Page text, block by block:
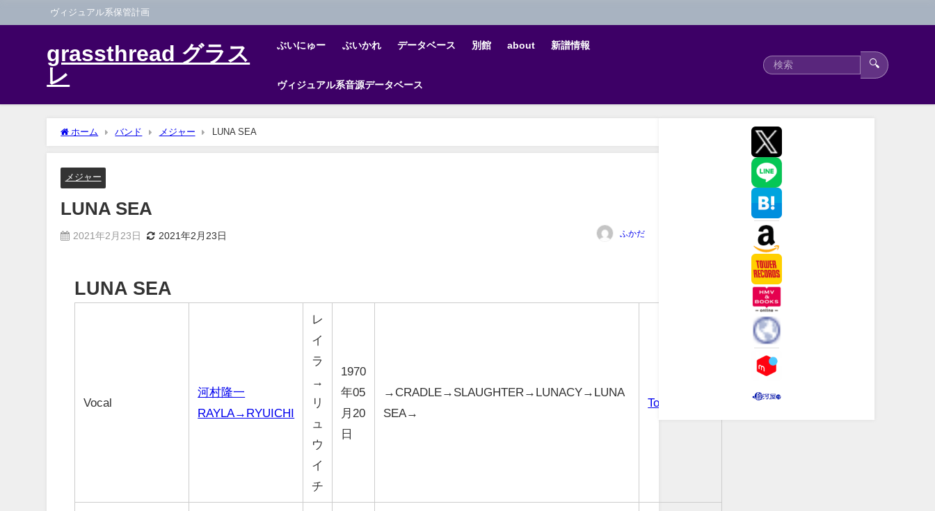
ヴィジュアル系保管計画
grassthread グラス
レ
ぶいにゅー ぶいかれ データベース 別館 about 新譜情報
ヴィジュアル系音源データベース
🔍
ホーム バンド メジャー LUNA SEA
メジャー
LUNA SEA
2021年2月23日 2021年2月23日 ふかだ
LUNA SEA
Vocal
河村隆一
RAYLA→RYUICHI
レ
イ
ラ
→
リ
ュ
ウ
イ
チ
1970
年05
月20
日
→CRADLE→SLAUGHTER→LUNACY→LUNA
SEA→
Tourbillon